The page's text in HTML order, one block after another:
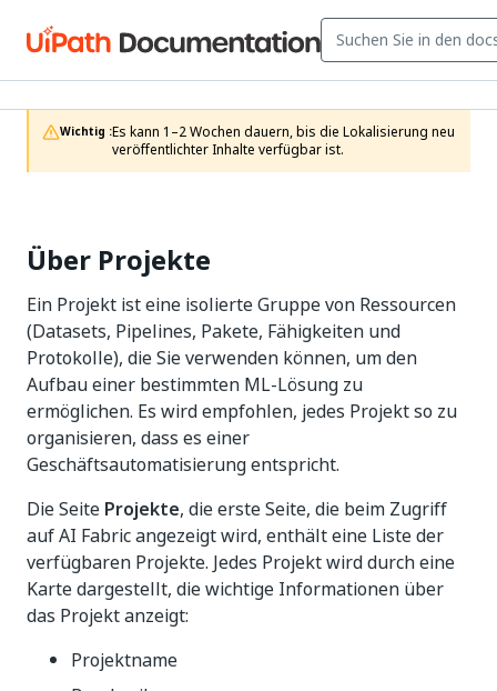
Wichtig :Es kann 1–2 Wochen dauern, bis die Lokalisierung neu
veröffentlichter Inhalte verfügbar ist.
Über Projekte
Ein Projekt ist eine isolierte Gruppe von Ressourcen
(Datasets, Pipelines, Pakete, Fähigkeiten und
Protokolle), die Sie verwenden können, um den
Aufbau einer bestimmten ML-Lösung zu
ermöglichen. Es wird empfohlen, jedes Projekt so zu
organisieren, dass es einer
Geschäftsautomatisierung entspricht.
Die Seite Projekte, die erste Seite, die beim Zugriff
auf AI Fabric angezeigt wird, enthält eine Liste der
verfügbaren Projekte. Jedes Projekt wird durch eine
Karte dargestellt, die wichtige Informationen über
das Projekt anzeigt:
Projektname